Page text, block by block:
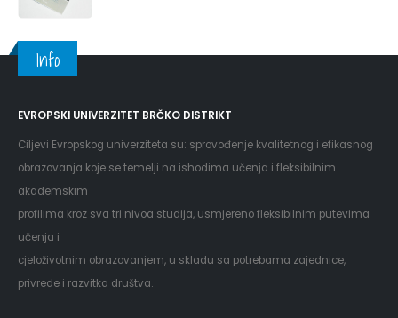
Info
EVROPSKI UNIVERZITET BRČKO DISTRIKT
Ciljevi Evropskog univerziteta su: sprovođenje kvalitetnog i efikasnog
obrazovanja koje se temelji na ishodima učenja i fleksibilnim
akademskim
profilima kroz sva tri nivoa studija, usmjereno fleksibilnim putevima
učenja i
cjeloživotnim obrazovanjem, u skladu sa potrebama zajednice,
privrede i razvitka društva.